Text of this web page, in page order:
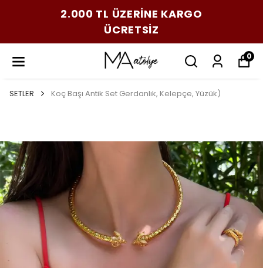
2.000 TL ÜZERİNE KARGO
ÜCRETSİZ
0
SETLER Koç Başı Antik Set Gerdanlık, Kelepçe, Yüzük)